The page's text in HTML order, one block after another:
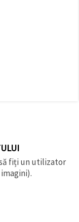
fiți un utilizator